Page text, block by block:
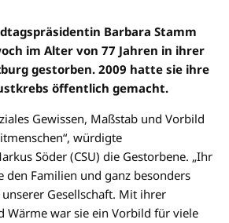
Barbara Stamm
im Alter von 77 Jahren in ihrer
gestorben. 2009 hatte sie ihre
öffentlich gemacht.
Gewissen, Maßstab und Vorbild
würdigte
Söder (CSU) die Gestorbene. „Ihr
den Familien und ganz besonders
Gesellschaft. Mit ihrer
Wärme war sie ein Vorbild für viele